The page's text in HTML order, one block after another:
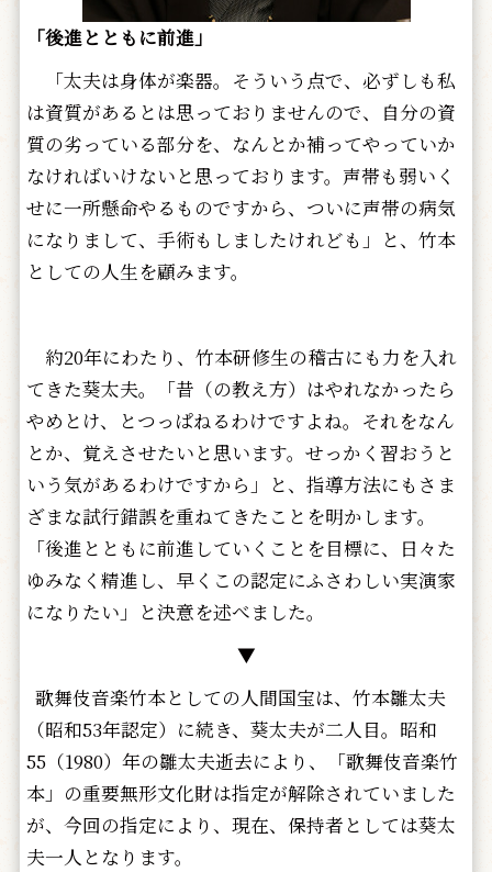
「後進とともに前進」
「太夫は身体が楽器。そういう点で、必ずしも私
は資質があるとは思っておりませんので、自分の資
質の劣っている部分を、なんとか補ってやっていか
なければいけないと思っております。声帯も弱いく
せに一所懸命やるものですから、ついに声帯の病気
になりまして、手術もしましたけれども」と、竹本
としての人生を顧みます。
約20年にわたり、竹本研修生の稽古にも力を入れ
てきた葵太夫。「昔（の教え方）はやれなかったら
やめとけ、とつっぱねるわけですよね。それをなん
とか、覚えさせたいと思います。せっかく習おうと
いう気があるわけですから」と、指導方法にもさま
ざまな試行錯誤を重ねてきたことを明かします。
「後進とともに前進していくことを目標に、日々た
ゆみなく精進し、早くこの認定にふさわしい実演家
になりたい」と決意を述べました。
▼
歌舞伎音楽竹本としての人間国宝は、竹本雛太夫
（昭和53年認定）に続き、葵太夫が二人目。昭和
55（1980）年の雛太夫逝去により、「歌舞伎音楽竹
本」の重要無形文化財は指定が解除されていました
が、今回の指定により、現在、保持者としては葵太
夫一人となります。